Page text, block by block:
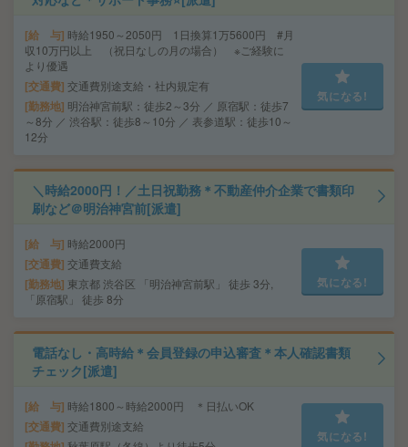
給 与 時給1950～2050円 1日換算1万5600円 #月
収10万円以上 （祝日なしの月の場合） ※ご経験に
より優遇
交通費 交通費別途支給・社内規定有
勤務地 明治神宮前駅：徒歩2～3分 ／ 原宿駅：徒歩7
～8分 ／ 渋谷駅：徒歩8～10分 ／ 表参道駅：徒歩10～
12分
気になる!
＼時給2000円！／土日祝勤務＊不動産仲介企業で書類印
刷など＠明治神宮前[派遣]
給 与 時給2000円
交通費 交通費支給
勤務地 東京都 渋谷区 「明治神宮前駅」 徒歩 3分,
「原宿駅」 徒歩 8分
気になる!
電話なし・高時給＊会員登録の申込審査＊本人確認書類
チェック[派遣]
給 与 時給1800～時給2000円 ＊日払いOK
交通費 交通費別途支給
気になる!